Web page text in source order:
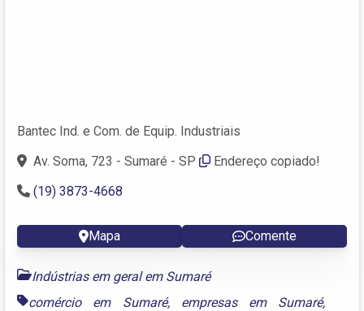
Bantec Ind. e Com. de Equip. Industriais
Av. Soma, 723 - Sumaré - SP
Endereço copiado!
(19) 3873-4668
Mapa Comente
Indústrias em geral em Sumaré
comércio em Sumaré, empresas em Sumaré,